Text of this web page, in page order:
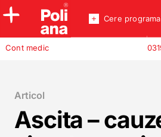
Policlinica
Cont medic
Cere
Articol
Ascita –